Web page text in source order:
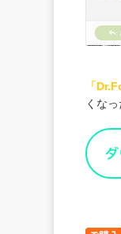
「
くな